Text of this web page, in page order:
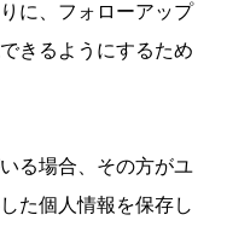
に、フォローアップ
きるようにするため
る場合、その方がユ
た個人情報を保存し